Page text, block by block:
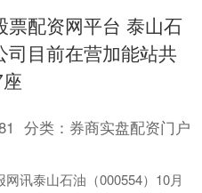
票配资网平台 泰山石
司目前在营加能站共
分类： 券商实盘配资门户
网讯泰山石油（000554）10月